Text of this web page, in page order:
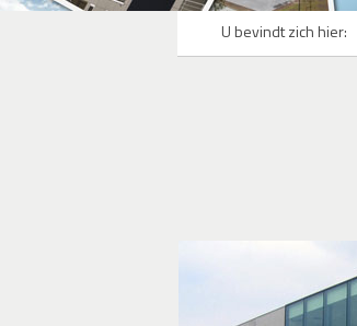
U bevindt zich hier: